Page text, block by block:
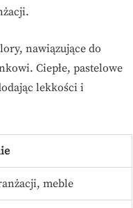
nawiązujące do
Ciepłe, pastelowe
lekkości i
meble